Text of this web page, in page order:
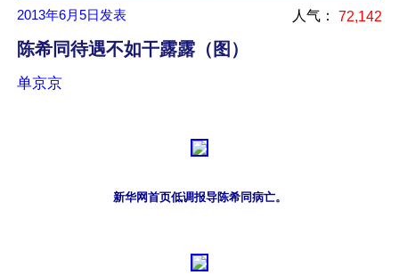
2013年6月5日 发表 人气： 72,142
陈希同待遇不如干露露（图）
单京京
新华网首页低调报导陈希同病亡。